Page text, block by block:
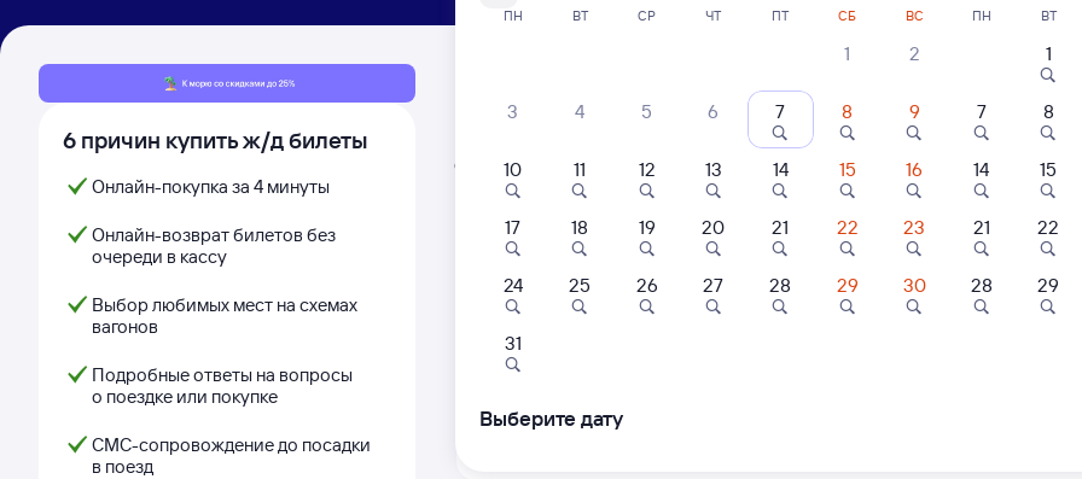
6 причин купить ж/д билеты
Онлайн-покупка за 4 минуты
Онлайн-возврат билетов без
очереди в кассу
Выбор любимых мест на схемах
вагонов
Подробные ответы на вопросы
о поездке или покупке
СМС-сопровождение до посадки
в поезд
Расписание поездов Красноярск — Карабула
Расписание поездов Карабула — Красноярск
Открыта продажа билетов на 4 ноября. Отправление и прибытие по местному
Самый быстрый
308Ы
Красноярск Пасс
Красноярск
15:25 05:14
Дни следованияближайшие: 10, 17, 24 августа
ПН ВТ СР ЧТ ПТ СБ ВС
1 2
3 4 5 6 7 8 9
10 11 12 13 14 15 16
17 18 19 20 21 22 23
24 25 26 27 28 29 30
31
ПН ВТ
1
7 8
14 15
21 22
28 29
Выберите дату